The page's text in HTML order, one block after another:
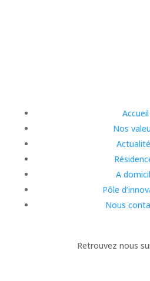
Accueil
Nos
A
Pôle
Nous
Retrouvez nous